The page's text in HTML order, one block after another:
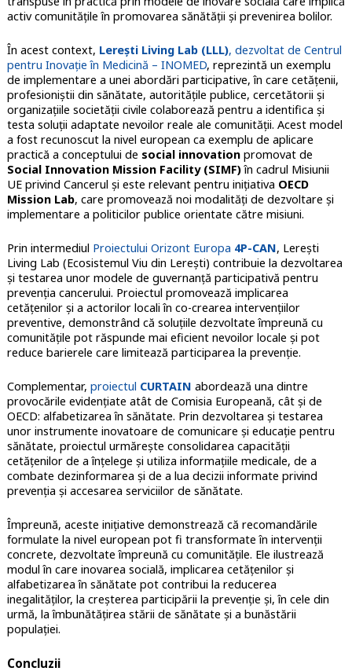
activ comunitățile în promovarea sănătății și prevenirea bolilor.
În acest context, Lerești Living Lab (LLL), dezvoltat de Centrul
pentru Inovație în Medicină – INOMED, reprezintă un exemplu
de implementare a unei abordări participative, în care cetățenii,
profesioniștii din sănătate, autoritățile publice, cercetătorii și
organizațiile societății civile colaborează pentru a identifica și
testa soluții adaptate nevoilor reale ale comunității. Acest model
a fost recunoscut la nivel european ca exemplu de aplicare
practică a conceptului de social innovationpromovat de
Social Innovation Mission Facility (SIMF)în cadrul Misiunii
UE privind Cancerul și este relevant pentru inițiativa OECD
Mission Lab, care promovează noi modalități de dezvoltare și
implementare a politicilor publice orientate către misiuni.
Prin intermediul Proiectului Orizont Europa 4P-CAN, Lerești
Living Lab (Ecosistemul Viu din Lerești) contribuie la dezvoltarea
și testarea unor modele de guvernanță participativă pentru
prevenția cancerului. Proiectul promovează implicarea
cetățenilor și a actorilor locali în co-crearea intervențiilor
preventive, demonstrând că soluțiile dezvoltate împreună cu
comunitățile pot răspunde mai eficient nevoilor locale și pot
reduce barierele care limitează participarea la prevenție.
Complementar, proiectul CURTAIN abordează una dintre
provocările evidențiate atât de Comisia Europeană, cât și de
OECD: alfabetizarea în sănătate. Prin dezvoltarea și testarea
unor instrumente inovatoare de comunicare și educație pentru
sănătate, proiectul urmărește consolidarea capacității
cetățenilor de a înțelege și utiliza informațiile medicale, de a
combate dezinformarea și de a lua decizii informate privind
prevenția și accesarea serviciilor de sănătate.
Împreună, aceste inițiative demonstrează că recomandările
formulate la nivel european pot fi transformate în intervenții
concrete, dezvoltate împreună cu comunitățile. Ele ilustrează
modul în care inovarea socială, implicarea cetățenilor și
alfabetizarea în sănătate pot contribui la reducerea
inegalităților, la creșterea participării la prevenție și, în cele din
urmă, la îmbunătățirea stării de sănătate și a bunăstării
populației.
Concluzii